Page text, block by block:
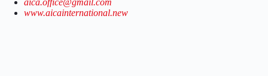
aica.office@gmail.com
www.aicainternational.new